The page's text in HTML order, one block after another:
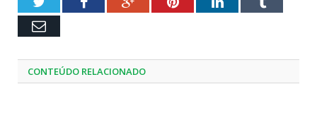
Email
CONTEÚDO RELACIONADO